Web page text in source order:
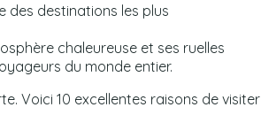
des destinations les plus
chaleureuse et ses ruelles
du monde entier.
Voici 10 excellentes raisons de visiter